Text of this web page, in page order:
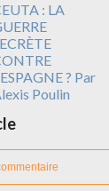
: LA
? Par
Poulin